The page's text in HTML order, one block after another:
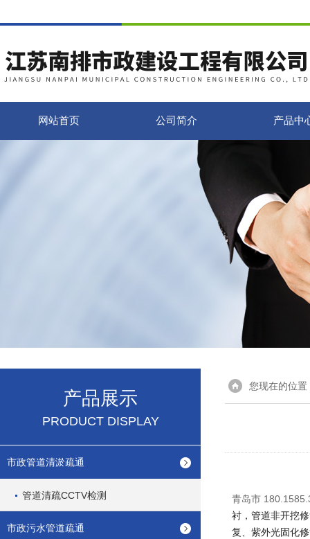
网站首页 公司简介 产品中
产品展示
PRODUCT DISPLAY
市政管道清淤疏通
管道清疏CCTV检测
市政污水管道疏通
您现在的位置
青岛市
衬，管道非开挖
复、紫外光固化